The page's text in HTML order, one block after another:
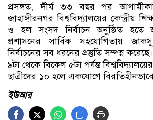
প্রসঙ্গত, দীর্ঘ ৩৩ বছর পর
জাহাঙ্গীরনগর বিশ্ববিদ্যালয়ের কেন্দ্রীয়
ও হল সংসদ নির্বাচন অনুষ্ঠিত হতে
প্রশাসনের সার্বিক সহযোগিতায়
নির্বাচনের সব ধরনের প্রস্তুতি সম্পন্ন
৯টা থেকে বিকেল ৫টা পর্যন্ত
ছাত্রীদের ১০ হলে একযোগে
ইউআর